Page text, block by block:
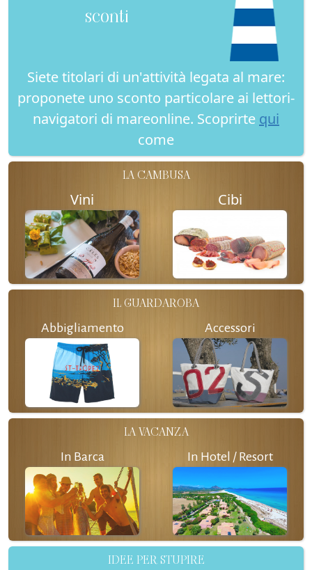
sconti
Siete titolari di un'attività legata al mare:
proponete uno sconto particolare ai lettori-
navigatori di mareonline. Scoprirte qui
come
LA CAMBUSA
Vini Cibi
IL GUARDAROBA
Abbigliamento Accessori
LA VACANZA
In Barca In Hotel / Resort
IDEE PER STUPIRE